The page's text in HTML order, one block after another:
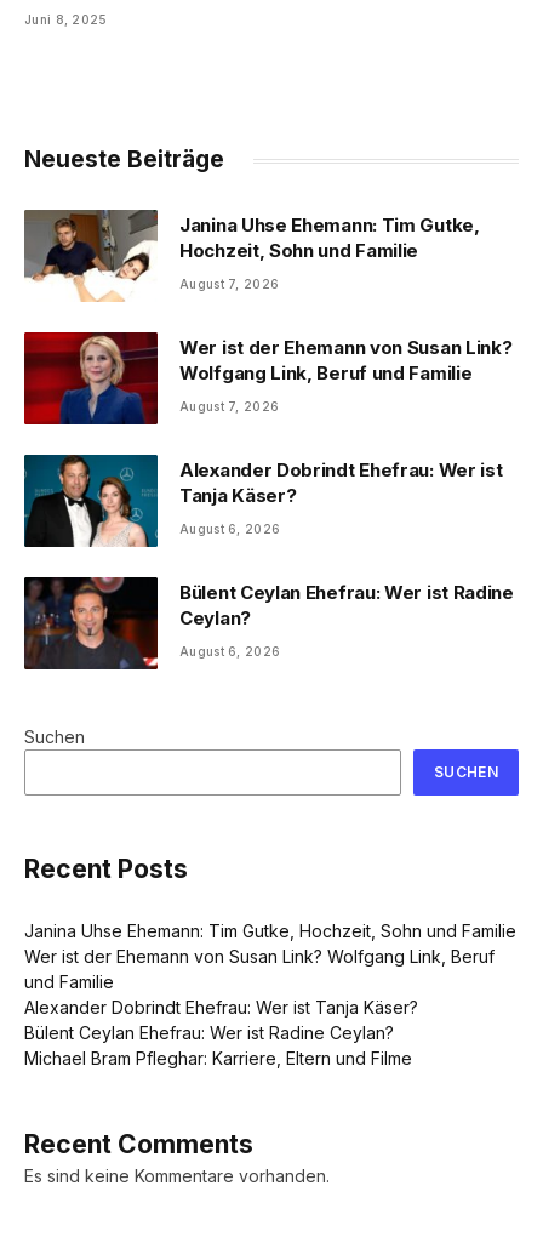
Juni 8, 2025
Neueste Beiträge
Janina Uhse Ehemann: Tim Gutke,
Hochzeit, Sohn und Familie
August 7, 2026
Wer ist der Ehemann von Susan Link?
Wolfgang Link, Beruf und Familie
August 7, 2026
Alexander Dobrindt Ehefrau: Wer ist
Tanja Käser?
August 6, 2026
Bülent Ceylan Ehefrau: Wer ist Radine
Ceylan?
August 6, 2026
Suchen
SUCHEN
Recent Posts
Janina Uhse Ehemann: Tim Gutke, Hochzeit, Sohn und Familie
Wer ist der Ehemann von Susan Link? Wolfgang Link, Beruf
und Familie
Alexander Dobrindt Ehefrau: Wer ist Tanja Käser?
Bülent Ceylan Ehefrau: Wer ist Radine Ceylan?
Michael Bram Pfleghar: Karriere, Eltern und Filme
Recent Comments
Es sind keine Kommentare vorhanden.